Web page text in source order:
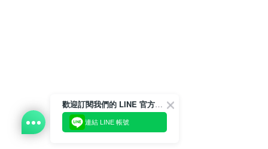
歡迎訂閱我們的 LINE 官方帳號
連結 LINE 帳號